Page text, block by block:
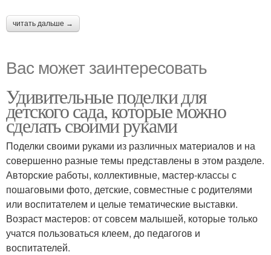
читать дальше →
Вас может заинтересовать
Удивительные поделки для
детского сада, которые можно
сделать своими руками
Поделки своими руками из различных материалов и на
совершенно разные темы представлены в этом разделе.
Авторские работы, коллективные, мастер-классы с
пошаговыми фото, детские, совместные с родителями
или воспитателем и целые тематические выставки.
Возраст мастеров: от совсем малышей, которые только
учатся пользоваться клеем, до педагогов и
воспитателей.